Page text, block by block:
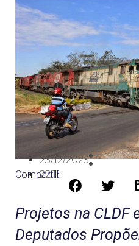
23/12/2023
22:15
Compartilhe:
Projetos na CLDF
Deputados